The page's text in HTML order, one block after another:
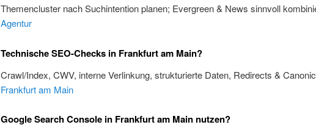
Themencluster nach Suchintention planen; Evergreen & News sinnvoll
Agentur
Technische SEO-Checks in Frankfurt am Main?
Crawl/Index, CWV, interne Verlinkung, strukturierte Daten, Redirects &
Frankfurt am Main
Google Search Console in Frankfurt am Main nutzen?